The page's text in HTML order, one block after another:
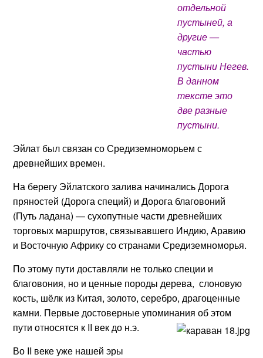
отдельной
пустыней, а
другие —
частью
пустыни Негев.
В данном
тексте это
две разные
пустыни.
Эйлат был связан со Средиземноморьем с
древнейших времен.
На берегу Эйлатского залива начинались Дорога
пряностей (Дорога специй) и Дорога благовоний
(Путь ладана) — сухопутные части древнейших
торговых маршрутов, связывавшего Индию, Аравию
и Восточную Африку со странами Средиземноморья.
По этому пути доставляли не только специи и
благовония, но и ценные породы дерева, слоновую
кость, шёлк из Китая, золото, серебро, драгоценные
камни. Первые достоверные упоминания об этом
пути относятся к II век до н.э.
Во II веке уже нашей эры